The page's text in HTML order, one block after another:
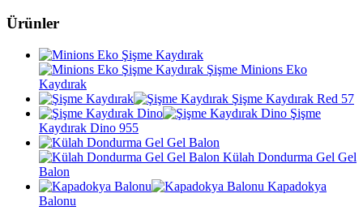
Ürünler
Şişme Minions Eko
Kaydırak
Şişme Kaydırak Red 57
Şişme
Kaydırak Dino 955
Külah Dondurma Gel Gel
Balon
Kapadokya
Balonu